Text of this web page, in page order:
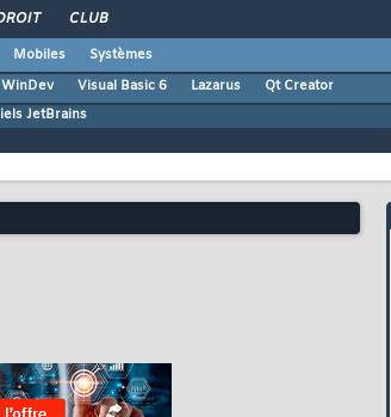
CLUB
Mobiles
Systèmes
WinDev Visual Basic 6 Lazarus
Qt Creator
JetBrains